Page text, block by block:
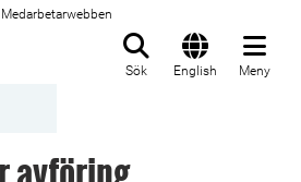
Medarbetarwebben
Sök English Meny
avföring